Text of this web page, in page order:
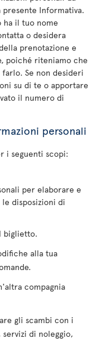
Informativa.
ha il tuo nome
o desidera
prenotazione e
poiché riteniamo che
Se non desideri
su di te o apportare
il numero di
personali
i seguenti scopi:
per elaborare e
disposizioni di
biglietto.
alla tua
compagnia
gli scambi con i
di noleggio,